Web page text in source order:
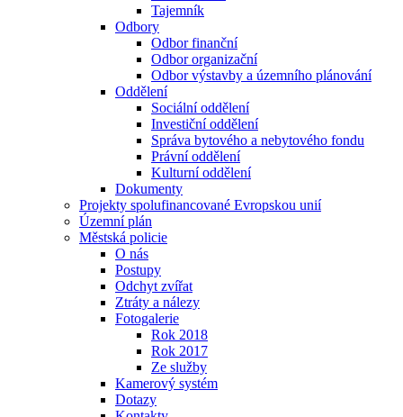
Tajemník
Odbory
Odbor finanční
Odbor organizační
Odbor výstavby a územního plánování
Oddělení
Sociální oddělení
Investiční oddělení
Správa bytového a nebytového fondu
Právní oddělení
Kulturní oddělení
Dokumenty
Projekty spolufinancované Evropskou unií
Územní plán
Městská policie
O nás
Postupy
Odchyt zvířat
Ztráty a nálezy
Fotogalerie
Rok 2018
Rok 2017
Ze služby
Kamerový systém
Dotazy